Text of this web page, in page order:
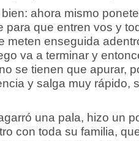
ahora mismo
para que entren vos y
meten enseguida
va a terminar y
se tienen que apurar,
y salga muy rápido,
una pala, hizo un
con toda su familia,